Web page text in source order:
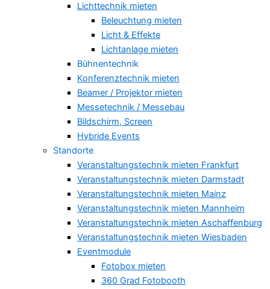
Lichttechnik mieten
Beleuchtung mieten
Licht & Effekte
Lichtanlage mieten
Bühnentechnik
Konferenztechnik mieten
Beamer / Projektor mieten
Messetechnik / Messebau
Bildschirm, Screen
Hybride Events
Standorte
Veranstaltungstechnik mieten Frankfurt
Veranstaltungstechnik mieten Darmstadt
Veranstaltungstechnik mieten Mainz
Veranstaltungstechnik mieten Mannheim
Veranstaltungstechnik mieten Aschaffenburg
Veranstaltungstechnik mieten Wiesbaden
Eventmodule
Fotobox mieten
360 Grad Fotobooth